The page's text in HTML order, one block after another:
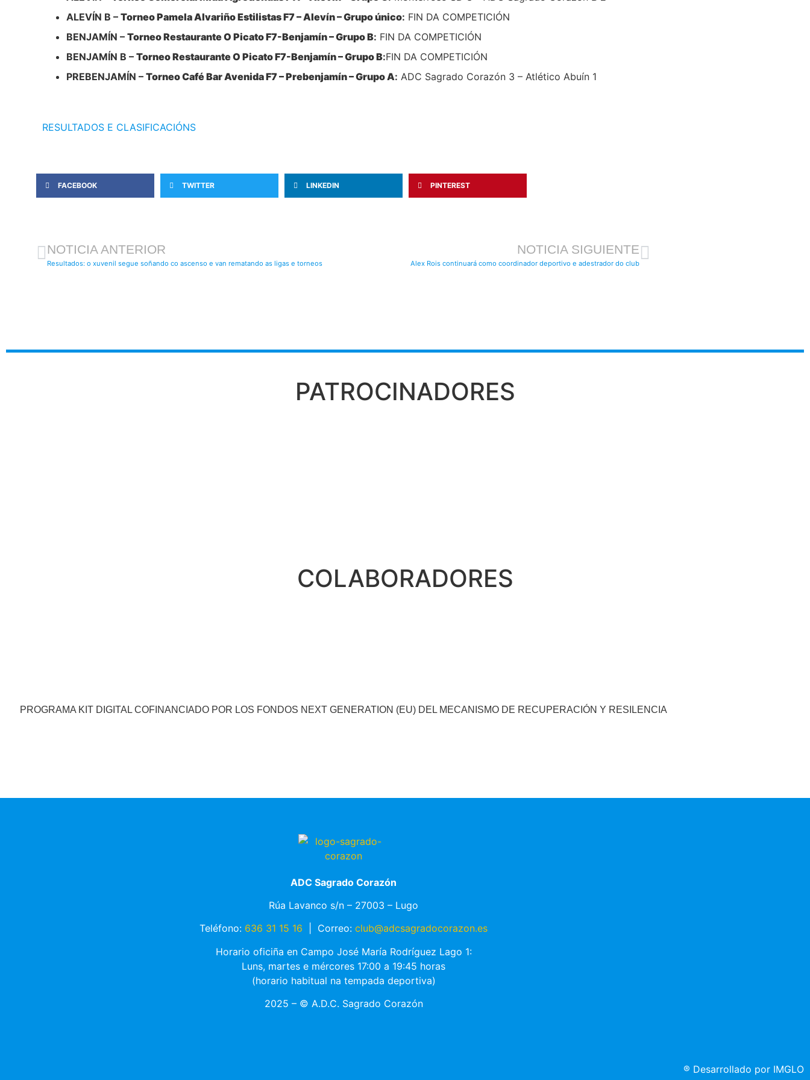
ALEVÍN B – Torneo Pamela Alvariño Estilistas F7 – Alevín – Grupo único: FIN DA COMPETICIÓN
BENJAMÍN – Torneo Restaurante O Picato F7-Benjamín – Grupo B: FIN DA COMPETICIÓN
BENJAMÍN B – Torneo Restaurante O Picato F7-Benjamín – Grupo B:FIN DA COMPETICIÓN
PREBENJAMÍN – Torneo Café Bar Avenida F7 – Prebenjamín – Grupo A: ADC Sagrado Corazón 3 – Atlético Abuín 1
RESULTADOS E CLASIFICACIÓNS
FACEBOOK TWITTER LINKEDIN PINTEREST
NOTICIA ANTERIOR
Resultados: o xuvenil segue soñando co ascenso e van rematando as ligas e torneos
NOTICIA SIGUIENTE
Alex Rois continuará como coordinador deportivo e adestrador do club
PATROCINADORES
COLABORADORES
PROGRAMA KIT DIGITAL COFINANCIADO POR LOS FONDOS NEXT GENERATION (EU) DEL MECANISMO DE RECUPERACIÓN Y RESILENCIA
ADC Sagrado Corazón
Rúa Lavanco s/n – 27003 – Lugo
Teléfono: 636 31 15 16 Correo: club@adcsagradocorazon.es
Horario oficiña en Campo José María Rodríguez Lago 1:
Luns, martes e mércores 17:00 a 19:45 horas
(horario habitual na tempada deportiva)
2025 – © A.D.C. Sagrado Corazón
® Desarrollado por IMGLO